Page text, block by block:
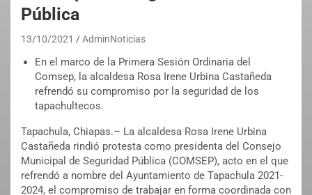
Pública
13/10/2021 AdminNoticias
En el marco de la Primera Sesión Ordinaria del
Comsep, la alcaldesa Rosa Irene Urbina Castañeda
refrendó su compromiso por la seguridad de los
tapachultecos.
Tapachula, Chiapas.– La alcaldesa Rosa Irene Urbina
Castañeda rindió protesta como presidenta del Consejo
Municipal de Seguridad Pública (COMSEP), acto en el que
refrendó a nombre del Ayuntamiento de Tapachula 2021-
2024, el compromiso de trabajar en forma coordinada con